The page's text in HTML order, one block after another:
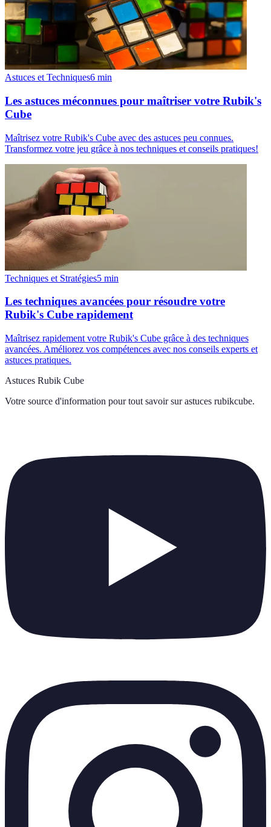
Astuces et Techniques6 min
Les astuces méconnues pour maîtriser votre Rubik's
Cube
Maîtrisez votre Rubik's Cube avec des astuces peu connues.
Transformez votre jeu grâce à nos techniques et conseils pratiques!
Techniques et Stratégies5 min
Les techniques avancées pour résoudre votre
Rubik's Cube rapidement
Maîtrisez rapidement votre Rubik's Cube grâce à des techniques
avancées. Améliorez vos compétences avec nos conseils experts et
astuces pratiques.
Astuces Rubik Cube
Votre source d'information pour tout savoir sur astuces rubikcube.